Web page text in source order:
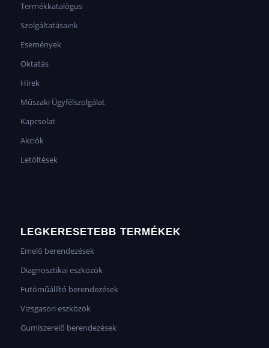
Termékkatalógus
Szolgáltatásaink
Események
Oktatás
Hírek
Műszaki Ügyfélszolgálat
Kapcsolat
Akciók
Letöltések
LEGKERESETEBB TERMÉKEK
Emelő berendezések
Diagnosztikai eszközök
Futóműállító berendezések
Vizsgasori eszközök
Gumiszerelő berendezések